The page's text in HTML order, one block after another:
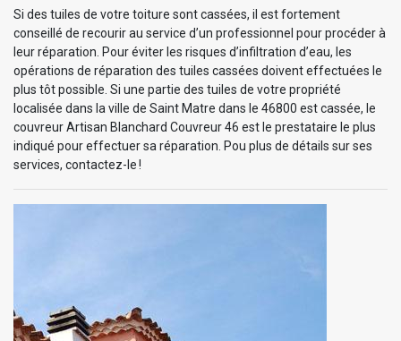
Si des tuiles de votre toiture sont cassées, il est fortement
conseillé de recourir au service d’un professionnel pour procéder à
leur réparation. Pour éviter les risques d’infiltration d’eau, les
opérations de réparation des tuiles cassées doivent effectuées le
plus tôt possible. Si une partie des tuiles de votre propriété
localisée dans la ville de Saint Matre dans le 46800 est cassée, le
couvreur Artisan Blanchard Couvreur 46 est le prestataire le plus
indiqué pour effectuer sa réparation. Pou plus de détails sur ses
services, contactez-le !